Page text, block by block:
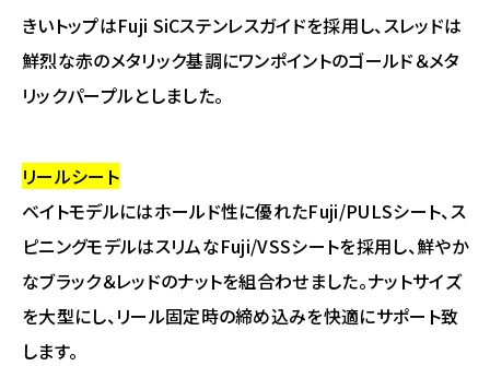
きいトップはFuji SiCステンレスガイドを採用し、スレッドは
鮮烈な赤のメタリック基調にワンポイントのゴールド＆メタ
リックパープルとしました。
リールシート
ベイトモデルにはホールド性に優れたFuji/PULSシート、ス
ピニングモデルはスリムなFuji/VSSシートを採用し、鮮やか
なブラック＆レッドのナットを組合わせました。ナットサイズ
を大型にし、リール固定時の締め込みを快適にサポート致
します。